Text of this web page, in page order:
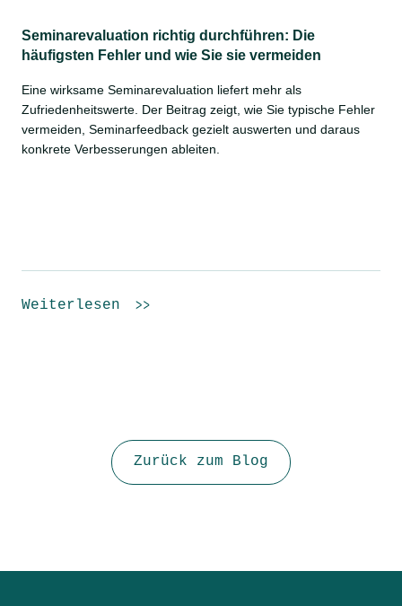
Seminarevaluation richtig durchführen: Die
häufigsten Fehler und wie Sie sie vermeiden
Eine wirksame Seminarevaluation liefert mehr als
Zufriedenheitswerte. Der Beitrag zeigt, wie Sie typische Fehler
vermeiden, Seminarfeedback gezielt auswerten und daraus
konkrete Verbesserungen ableiten.
Weiterlesen
Zurück zum Blog